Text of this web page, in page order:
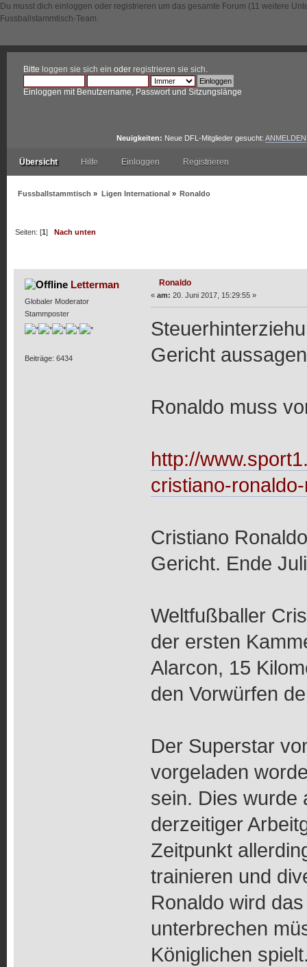
Du musst dich einloggen oder registrieren um das gesamte Forum (11 weitere
Fussballstammtisch-Team.
Bitte loggen sie sich ein oder registrieren sie sich
Einloggen mit Benutzername, Passwort und Sitzungslänge
Neuigkeiten: Neue DFL-Mitglieder gesucht: ANMELDEN
Übersicht Hilfe Einloggen Registrieren
Fussballstammtisch » Ligen International» Ronaldo
Seiten: [1]Nach unten
Letterman
Globaler Moderator
Stammposter
Beiträge: 6434
Ronaldo
« am: 20. Juni 2017, 15:29:55 »
Gericht aussagen
Ronaldo muss
http://
cristiano-
Cristiano
Gericht. Ende
Weltfußballer
der ersten
Alarcon, 15
den Vorwürfen
Der Superstar
vorgeladen
sein. Dies wurde
derzeitiger
Zeitpunkt
trainieren und
Ronaldo wird
unterbrechen
Königlichen